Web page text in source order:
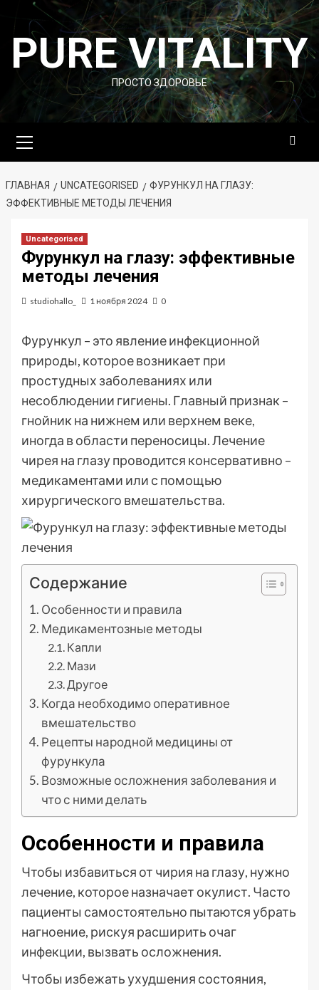
Перейти
содержимому
PURE VITALITY
ПРОСТО ЗДОРОВЬЕ
меню
ГЛАВНАЯ UNCATEGORISED
ФУРУНКУЛ НА ГЛАЗУ:
ЭФФЕКТИВНЫЕ МЕТОДЫ ЛЕЧЕНИЯ
Uncategorised
Фурункул на глазу: эффективные
методы лечения
studiohallo_ 1 ноября 2024 0
Фурункул – это явление инфекционной
природы, которое возникает при
простудных заболеваниях или
несоблюдении гигиены. Главный признак –
гнойник на нижнем или верхнем веке,
иногда в области переносицы. Лечение
чирея на глазу проводится консервативно –
медикаментами или с помощью
хирургического вмешательства.
Содержание
Особенности и правила
Медикаментозные методы
Капли
Мази
Другое
Когда необходимо оперативное
вмешательство
Рецепты народной медицины от
фурункула
Возможные осложнения заболевания и
что с ними делать
Особенности и правила
Чтобы избавиться от чирия на глазу, нужно
лечение, которое назначает окулист. Часто
пациенты самостоятельно пытаются убрать
нагноение, рискуя расширить очаг
инфекции, вызвать осложнения.
Чтобы избежать ухудшения состояния,